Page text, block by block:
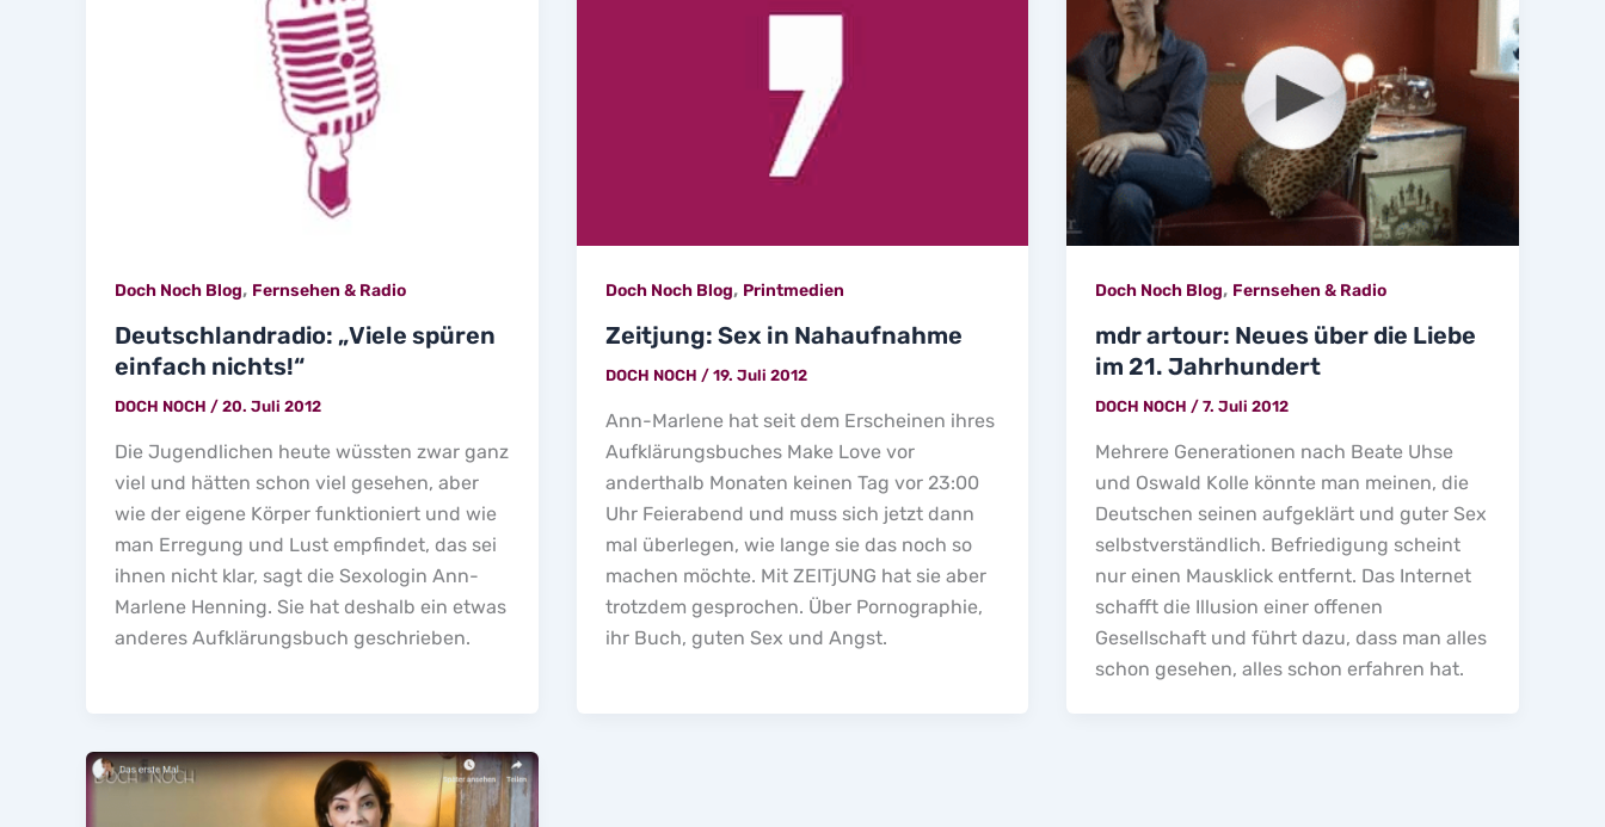
Doch Noch Blog, Fernsehen & Radio
Deutschlandradio: „Viele spüren
einfach nichts!“
DOCH NOCH / 20. Juli 2012
Die Jugendlichen heute wüssten zwar ganz
viel und hätten schon viel gesehen, aber
wie der eigene Körper funktioniert und wie
man Erregung und Lust empfindet, das sei
ihnen nicht klar, sagt die Sexologin Ann-
Marlene Henning. Sie hat deshalb ein etwas
anderes Aufklärungsbuch geschrieben.
Doch Noch Blog, Printmedien
Zeitjung: Sex in Nahaufnahme
DOCH NOCH / 19. Juli 2012
Ann-Marlene hat seit dem Erscheinen ihres
Aufklärungsbuches Make Love vor
anderthalb Monaten keinen Tag vor 23:00
Uhr Feierabend und muss sich jetzt dann
mal überlegen, wie lange sie das noch so
machen möchte. Mit ZEITjUNG hat sie aber
trotzdem gesprochen. Über Pornographie,
ihr Buch, guten Sex und Angst.
Doch Noch Blog, Fernsehen & Radio
mdr artour: Neues über die Liebe
im 21. Jahrhundert
DOCH NOCH/7. Juli 2012
Mehrere Generationen nach Beate Uhse
und Oswald Kolle könnte man meinen, die
Deutschen seinen aufgeklärt und guter Sex
selbstverständlich. Befriedigung scheint
nur einen Mausklick entfernt. Das Internet
schafft die Illusion einer offenen
Gesellschaft und führt dazu, dass man alles
schon gesehen, alles schon erfahren hat.